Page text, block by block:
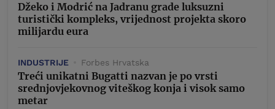
Džeko i Modrić na Jadranu grade luksuzni
turistički kompleks, vrijednost projekta skoro
milijardu eura
INDUSTRIJE Forbes Hrvatska
Treći unikatni Bugatti nazvan je po vrsti
srednjovjekovnog viteškog konja i visok samo
metar